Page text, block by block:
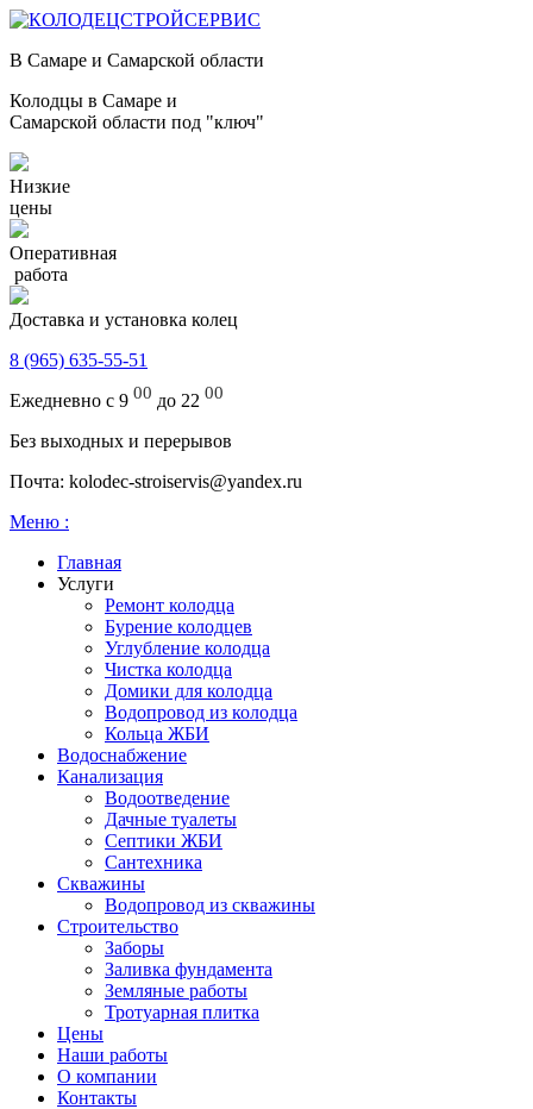
В Самаре и Самарской области
Колодцы в Самаре и
Самарской области под "ключ"
Низкие
цены
Оперативная
работа
Доставка и установка колец
8 (965) 635-55-51
Ежедневно с 9 00 до 22 00
Без выходных и перерывов
Почта: kolodec-stroiservis@yandex.ru
Меню :
Главная
Услуги
Ремонт колодца
Бурение колодцев
Углубление колодца
Чистка колодца
Домики для колодца
Водопровод из колодца
Кольца ЖБИ
Водоснабжение
Канализация
Водоотведение
Дачные туалеты
Септики ЖБИ
Сантехника
Скважины
Водопровод из скважины
Строительство
Заборы
Заливка фундамента
Земляные работы
Тротуарная плитка
Цены
Наши работы
О компании
Контакты